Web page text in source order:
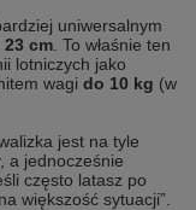
uniwersalnym
23 cm . To właśnie ten
lotniczych jako
wagi do 10 kg (w
jest na tyle
a jednocześnie
często latasz po
większość sytuacji”.